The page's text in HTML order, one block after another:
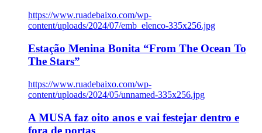
https://www.ruadebaixo.com/wp-
content/uploads/2024/07/emb_elenco-335x256.jpg
Estação Menina Bonita “From The Ocean To
The Stars”
https://www.ruadebaixo.com/wp-
content/uploads/2024/05/unnamed-335x256.jpg
A MUSA faz oito anos e vai festejar dentro e
fora de portas